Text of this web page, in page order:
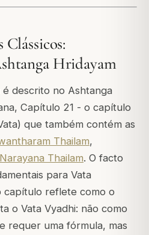
Clássicos:
Hridayam
é descrito no Ashtanga
Capítulo 21 - o capítulo
que também contém as
Thailam,
Narayana Thailam. O facto
para Vata
capítulo reflete como o
o Vata Vyadhi: não como
requer uma fórmula, mas